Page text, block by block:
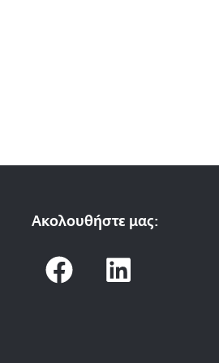
Ακολουθήστε μας:
F
a
L
i